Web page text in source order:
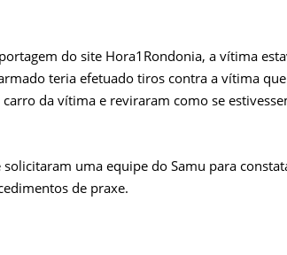
do site Hora1Rondonia, a vítima
teria efetuado tiros contra a vítima
da vítima e reviraram como se
uma equipe do Samu para
de praxe.